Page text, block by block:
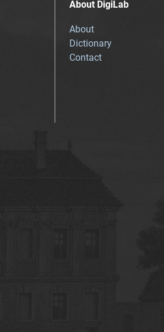
About DigiLab
About
Dictionary
Contact